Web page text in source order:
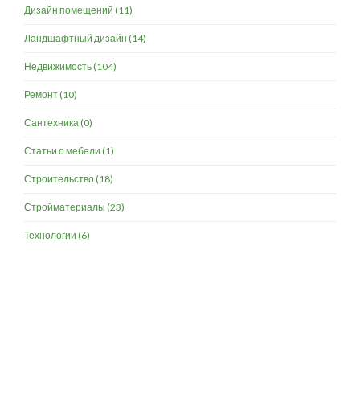
Дизайн помещений (11)
Ландшафтный дизайн (14)
Недвижимость(104)
Ремонт(10)
Сантехника(0)
Статьи о мебели (1)
Строительство(18)
Стройматериалы (23)
Технологии (6)